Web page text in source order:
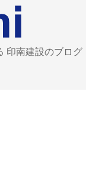
印南建設のブログ